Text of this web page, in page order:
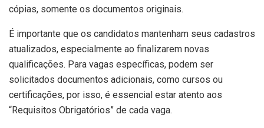
cópias, somente os documentos originais.
É importante que os candidatos mantenham seus cadastros
atualizados, especialmente ao finalizarem novas
qualificações. Para vagas específicas, podem ser
solicitados documentos adicionais, como cursos ou
certificações, por isso, é essencial estar atento aos
“Requisitos Obrigatórios” de cada vaga.